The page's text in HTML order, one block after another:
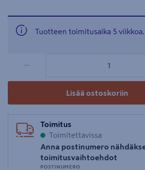
Tuotteen toimitusaika 5 viikkoa.
−
Lisää ostoskoriin
Toimitus
Toimitettavissa
Anna postinumero
toimitusvaihtoehdot
POSTINUMERO